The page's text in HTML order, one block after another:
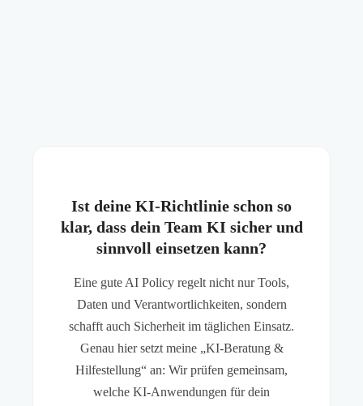
Ist deine KI-Richtlinie schon so
klar, dass dein Team KI sicher und
sinnvoll einsetzen kann?
Eine gute AI Policy regelt nicht nur Tools,
Daten und Verantwortlichkeiten, sondern
schafft auch Sicherheit im täglichen Einsatz.
Genau hier setzt meine „KI-Beratung &
Hilfestellung“ an: Wir prüfen gemeinsam,
welche KI-Anwendungen für dein